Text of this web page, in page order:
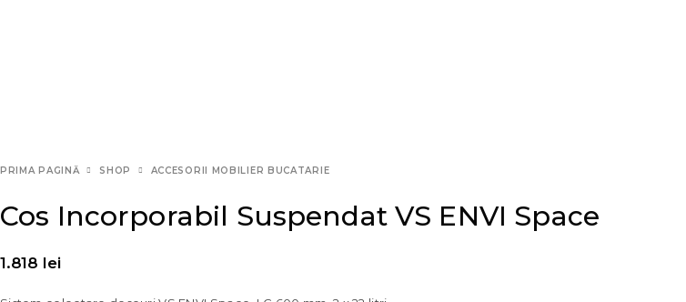
PRIMA PAGINĂ SHOP ACCESORII MOBILIER BUCATARIE
Cos Incorporabil Suspendat VS ENVI Space
1.818 lei